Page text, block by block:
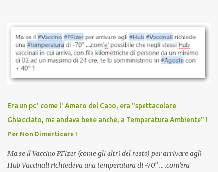
vaccinazione. Non avevamo mai sentito parlare di ricompense,
sconti, incentivi per vaccinarsi. Non avevamo mai visto
discriminazioni per coloro che non l’hanno fatto. Se non sei stato
vaccinato, nessuno aveva prima cercato di farti sentire una
persona cattiva. Non avevamo mai visto un vaccino che minacci le
vaccino usato per minacciare i mezzi di sussistenza, il lavoro o la
scuola. Non avevamo mai visto un vaccino che permettesse a un
dodicenne di ignorare il consenso dei genitori. Dopo tutti i vaccini
che abbiamo elencato sopra...
Era un po' come l' Amaro del Capo, era "spettacolare
Ghiacciato, ma andava bene anche, a Temperatura Ambiente" !
Per Non Dimenticare !
Ma se il Vaccino PFizer (come gli altri del resto) per arrivare agli
Hub Vaccinali richiedeva una temperatura di -70° ... .com'era